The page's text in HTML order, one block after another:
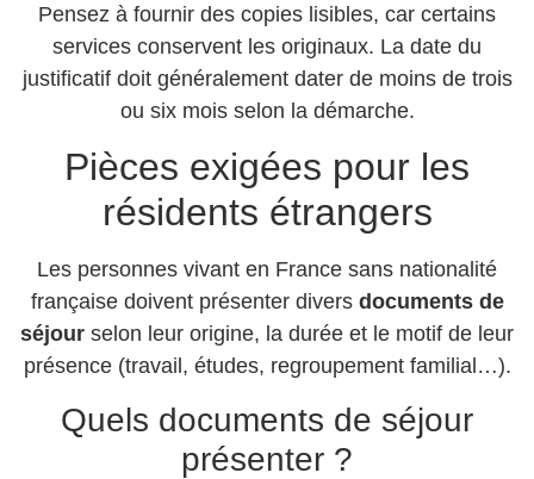
Pensez à fournir des copies lisibles, car certains
services conservent les originaux. La date du
justificatif doit généralement dater de moins de trois
ou six mois selon la démarche.
Pièces exigées pour les
résidents étrangers
Les personnes vivant en France sans nationalité
française doivent présenter divers documents de
séjour selon leur origine, la durée et le motif de leur
présence (travail, études, regroupement familial…).
Quels documents de séjour
présenter ?